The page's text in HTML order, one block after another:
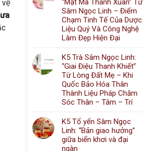
vệ
“Mật Mã Thanh Xuân” Từ
Sâm Ngọc Linh – Điểm
Chạm Tinh Tế Của Dược
Liệu Quý Và Công Nghệ
Làm Đẹp Hiện Đại
K5 Trà Sâm Ngọc Linh:
“Giai Điệu Thanh Khiết”
Từ Lòng Đất Mẹ – Khi
Quốc Bảo Hóa Thân
Thành Liệu Pháp Chăm
Sóc Thân – Tâm – Trí
K5 Tổ yến Sâm Ngọc
Linh: “Bản giao hưởng”
giữa biển khơi và đại
ngàn